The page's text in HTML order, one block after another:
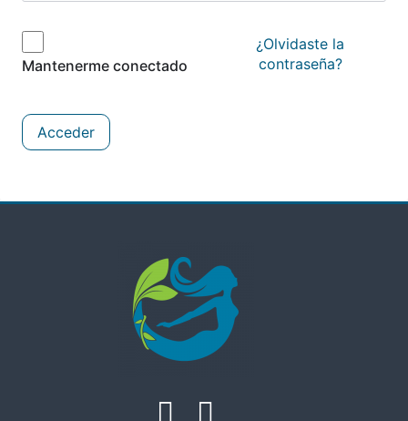
Mantenerme conectado
¿Olvidaste la
contraseña?
Acceder